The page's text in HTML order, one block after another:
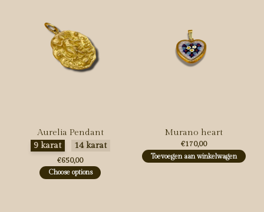
Aurelia Pendant
Maak een keuze:
9 karat 14 karat
€650,00
Choose options
Murano heart
€170,00
Toevoegen aan winkelwagen